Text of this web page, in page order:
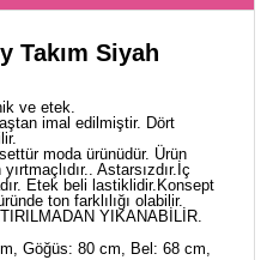
Takım Siyah
ve etek.
imal edilmiştir. Dört
moda ürünüdür. Ürün
Astarsızdır.İç
Etek beli lastiklidir.Konsept
ton farklılığı olabilir.
YIKANABİLİR.
Göğüs: 80 cm, Bel: 68 cm,